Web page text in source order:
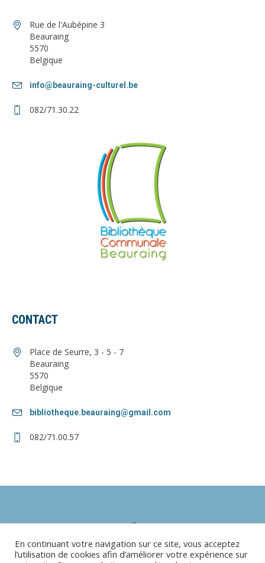
Rue de l'Aubépine 3
Beauraing
5570
Belgique
info@beauraing-culturel.be
082/71.30.22
CONTACT
Place de Seurre, 3 - 5 - 7
Beauraing
5570
Belgique
bibliotheque.beauraing@gmail.com
082/71.00.57
En continuant votre navigation sur ce site, vous acceptez
l’utilisation de cookies afin d’améliorer votre expérience sur